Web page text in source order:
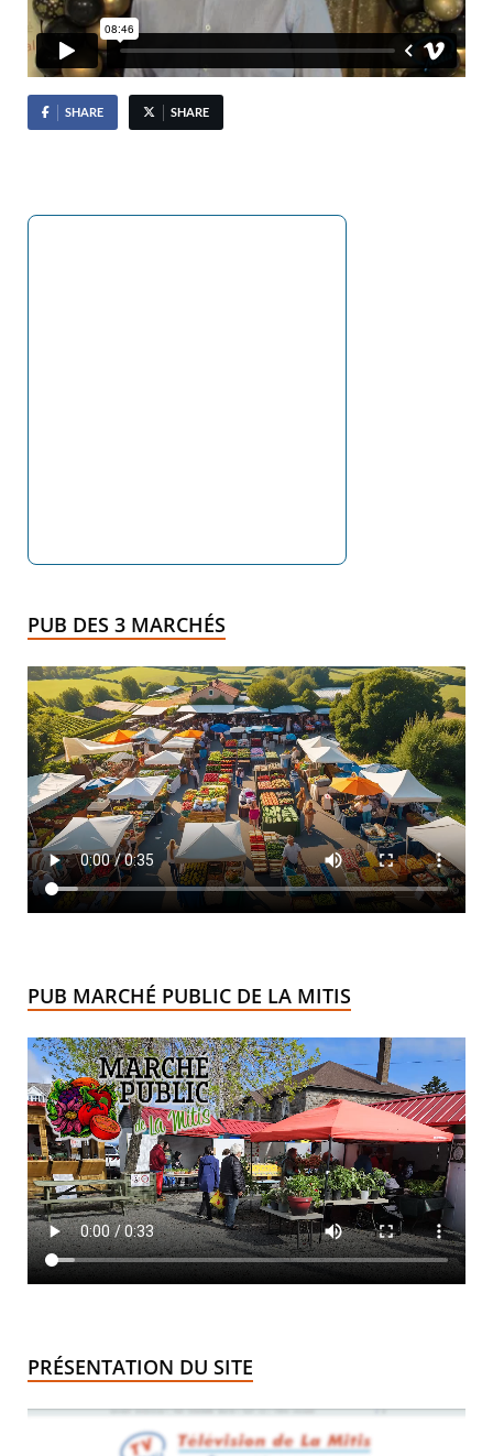
SHARE SHARE
PUB DES 3 MARCHÉS
PUB MARCHÉ PUBLIC DE LA MITIS
PRÉSENTATION DU SITE